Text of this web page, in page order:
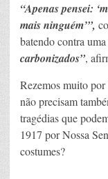
“Apenas pensei:
mais ninguém’”,
batendo contra
carbonizados”,
Rezemos muito
não precisam
tragédias que
1917 por Nossa
costumes?